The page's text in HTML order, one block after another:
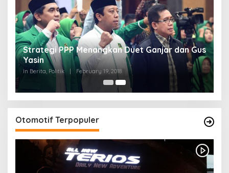
Strategi PPP Menangkan Duet Ganjar dan Gus
Yasin
In Berita, Politik | February 19, 2018
Otomotif Terpopuler